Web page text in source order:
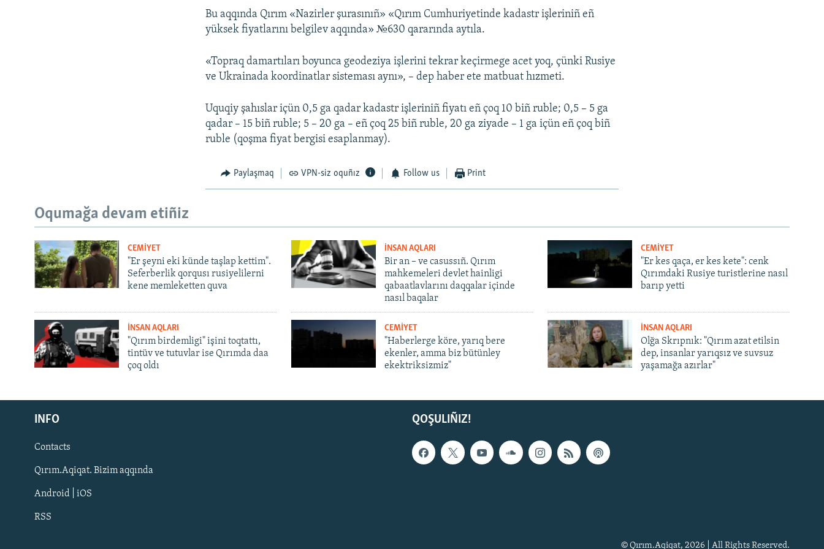
Русский
Українською
QOŞULIÑIZ!
Bu aqqında Qırım «Nazirler şurasınıñ» «Qırım Cumhuriyetinde kadastr işleriniñ eñ
yüksek fiyatlarını belgilev aqqında» №630 qararında aytıla.
«Topraq damartıları boyunca geodeziya işlerini tekrar keçirmege acet yoq, çünki Rusiye
ve Ukrainada koordinatlar sisteması aynı», – dep haber ete matbuat hızmeti.
Uquqiy şahıslar içün 0,5 ga qadar kadastr işleriniñ fiyatı eñ çoq 10 biñ ruble; 0,5 – 5 ga
qadar – 15 biñ ruble; 5 – 20 ga – eñ çoq 25 biñ ruble, 20 ga ziyade – 1 ga içün eñ çoq biñ
ruble (qoşma fiyat bergisi esaplanmay).
Paylaşmaq VPN-siz oquñız Follow us Print
Oqumağa devam etiñiz
CEMİYET
"Er şeyni eki künde taşlap kettim".
Seferberlik qorqusı rusiyelilerni
kene memleketten quva
İNSAN AQLARI
Bir an – ve casussıñ. Qırım
mahkemeleri devlet hainligi
qabaatlavlarını daqqalar içinde
nasıl baqalar
CEMİYET
"Er kes qaça, er kes kete": cenk
Qırımdaki Rusiye turistlerine nasıl
barıp yetti
İNSAN AQLARI
"Qırım birdemligi" işini toqtattı,
tintüv ve tutuvlar ise Qırımda daa
çoq oldı
CEMİYET
"Haberlerge köre, yarıq bere
ekenler, amma biz bütünley
ekektriksizmiz"
İNSAN AQLARI
Olğa Skrıpnık: "Qırım azat etilsin
dep, insanlar yarıqsız ve suvsuz
yaşamağa azırlar"
QOŞULIÑIZ!
INFO
Contacts
Qırım.Aqiqat. Bizim aqqında
Android | iOS
RSS
© Qırım.Aqiqat, 2026 | All Rights Reserved.